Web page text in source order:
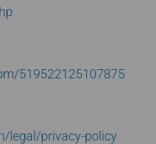
519522125107875
legal/privacy-policy